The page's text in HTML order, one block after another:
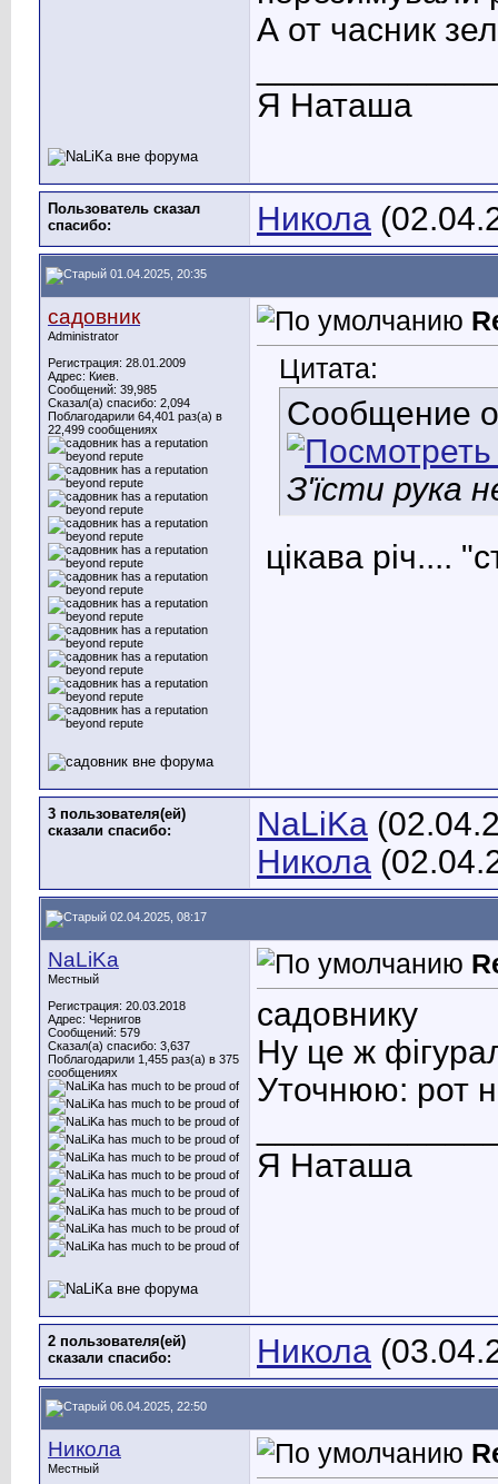
А от часник
Я Наташа
Пользователь сказал
cпасибо:
Никола
01.04.2025, 20:35
садовник
Administrator
Регистрация: 28.01.2009
Адрес: Киев.
Сообщений: 39,985
Сказал(а) спасибо: 2,094
Поблагодарили 64,401 раз(а) в
22,499 сообщениях
Цитата:
Сообщение
З'їсти рука
цікава річ....
3 пользователя(ей)
сказали cпасибо:
NaLiKa
Никола
02.04.2025, 08:17
NaLiKa
Местный
Регистрация: 20.03.2018
Адрес: Чернигов
Сообщений: 579
Сказал(а) спасибо: 3,637
Поблагодарили 1,455 раз(а) в 375
сообщениях
садовнику
Ну це ж
Уточнюю: рот
Я Наташа
2 пользователя(ей)
сказали cпасибо:
Никола
06.04.2025, 22:50
Никола
Местный